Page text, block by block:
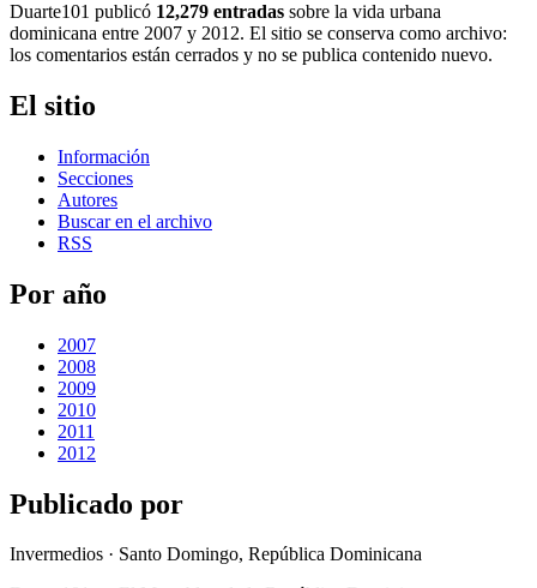
Duarte101 publicó 12,279 entradas sobre la vida urbana
dominicana entre 2007 y 2012. El sitio se conserva como archivo:
los comentarios están cerrados y no se publica contenido nuevo.
El sitio
Información
Secciones
Autores
Buscar en el archivo
RSS
Por año
2007
2008
2009
2010
2011
2012
Publicado por
Invermedios · Santo Domingo, República Dominicana